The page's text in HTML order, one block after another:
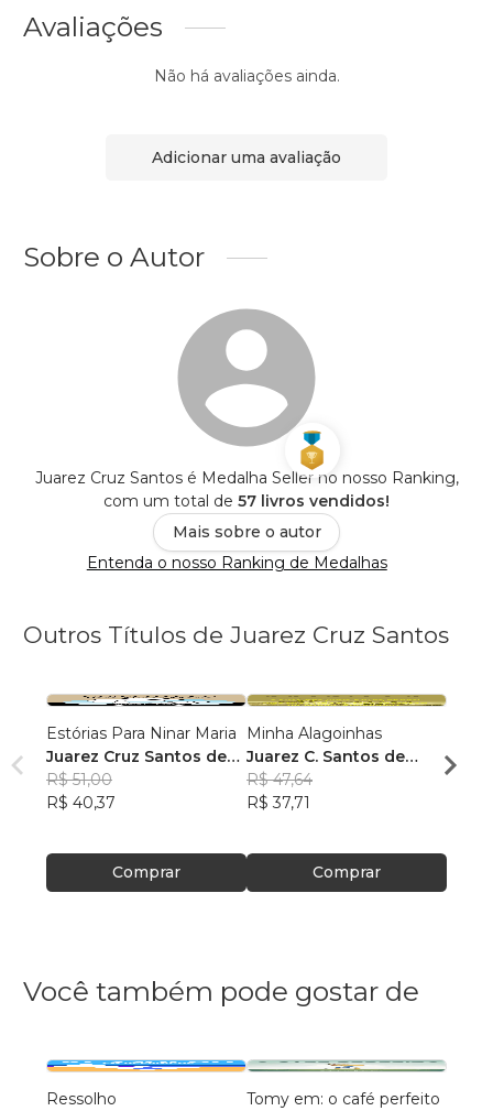
Avaliações
Não há avaliações ainda.
Adicionar uma avaliação
Sobre o Autor
Juarez Cruz Santos é Medalha Seller no nosso Ranking,
com um total de 57 livros vendidos!
Mais sobre o autor
Entenda o nosso Ranking de Medalhas
Outros Títulos de Juarez Cruz Santos
Estórias Para Ninar Maria
Juarez Cruz Santos de
Maria
R$ 51,00
R$ 40,37
Comprar
Minha Alagoinhas
Juarez C. Santos de
Maria
R$ 47,64
R$ 37,71
Comprar
Maria
R$
Você também pode gostar de
Ressolho
Tomy em: o café perfeito